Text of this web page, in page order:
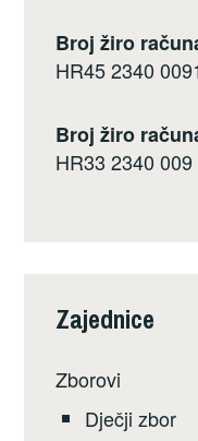
Broj žiro
HR45 2340
Broj žiro
HR33 2340
Zajednice
Zborovi
Dječji zbor